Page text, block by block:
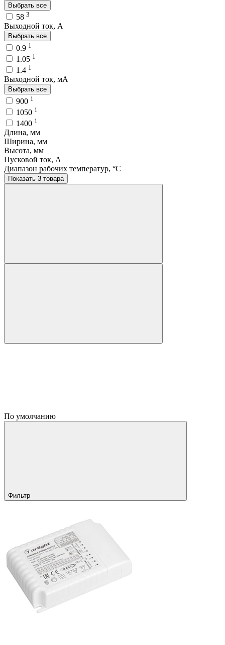
Выбрать все
58 3
Выходной ток, A
Выбрать все
0.9 1
1.05 1
1.4 1
Выходной ток, мA
Выбрать все
900 1
1050 1
1400 1
Длина, мм
Ширина, мм
Высота, мм
Пусковой ток, A
Диапазон рабочих температур, °C
Показать 3 товара
По умолчанию
Фильтр